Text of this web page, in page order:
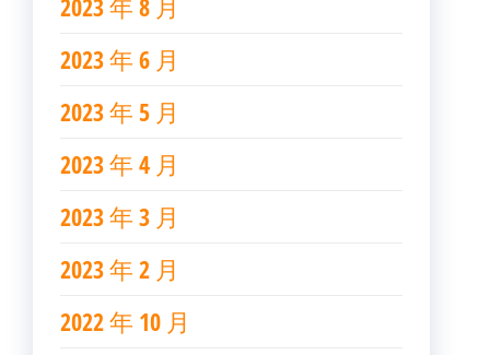
2023 年 8 月
2023 年 6 月
2023 年 5 月
2023 年 4 月
2023 年 3 月
2023 年 2 月
2022 年 10 月